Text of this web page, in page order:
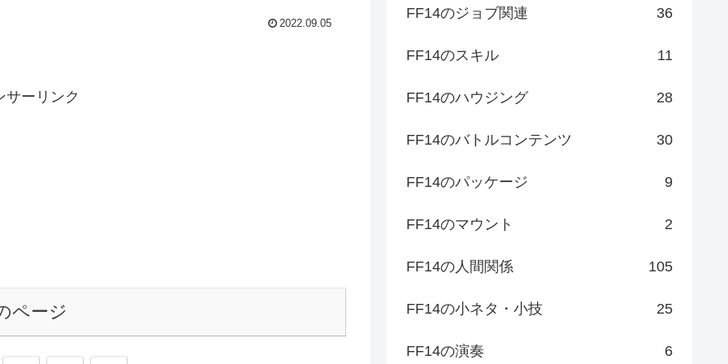
2022.09.05
サーリンク
ページ
FF14のジョブ関連 36
FF14のスキル 11
FF14のハウジング 28
FF14のバトルコンテンツ 30
FF14のパッケージ 9
FF14のマウント 2
FF14の人間関係 105
FF14の小ネタ・小技 25
FF14の演奏 6